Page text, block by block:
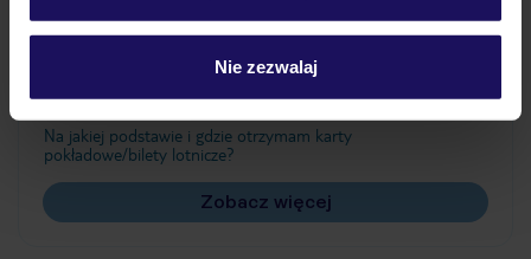
Nie zezwalaj
Często zadawane pytania
Jak zmienić uczestników/osobę zgłaszającą?
Czy w Hotelu będzie przedstawiciel TUI?
Na jakiej podstawie i gdzie otrzymam karty
pokładowe/bilety lotnicze?
Zobacz więcej